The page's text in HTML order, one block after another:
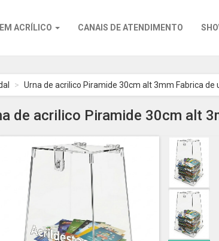
ACRÍLICO CANAIS DE ATENDIMENTO
Urna de acrilico Piramide 30cm alt 3mm Fabrica de
de acrilico Piramide 30cm alt